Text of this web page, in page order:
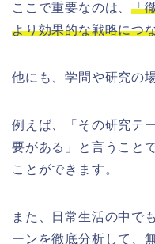
ここで重要なのは、「
より効果的な戦略につ
他にも、学問や研究の
例えば、「その研究テ
要がある」と言うこと
ことができます。
また、日常生活の中で
ーンを徹底分析して、